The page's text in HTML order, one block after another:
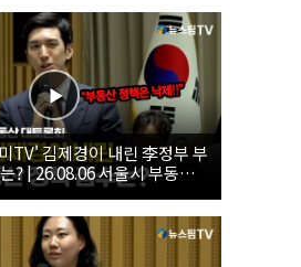
TV' 김제경이 내린 李정부 부
? | 26.08.06 서울시 부동산